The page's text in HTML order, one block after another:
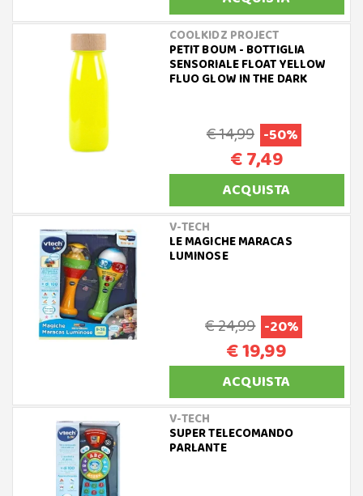
COOLKIDZ PROJECT
PETIT BOUM - BOTTIGLIA
SENSORIALE FLOAT YELLOW
FLUO GLOW IN THE DARK
€ 14,99 -50%
€ 7,49
ACQUISTA
V-TECH
LE MAGICHE MARACAS
LUMINOSE
€ 24,99 -20%
€ 19,99
ACQUISTA
V-TECH
SUPER TELECOMANDO
PARLANTE